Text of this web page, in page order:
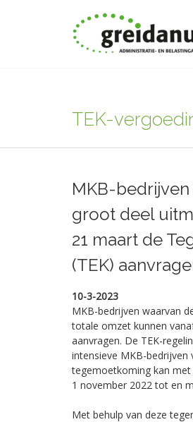
TEK-
MKB-
groot deel
21 maart de
(TEK)
10-3-2023
MKB-bedrijven waarvan
totale omzet kunnen
aanvragen. De TEK-
intensieve MKB-
tegemoetkoming kan
1 november 2022 tot en
Met behulp van deze